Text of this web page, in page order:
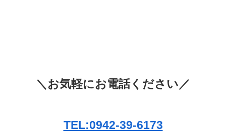
＼お気軽にお電話ください／
TEL:0942-39-6173